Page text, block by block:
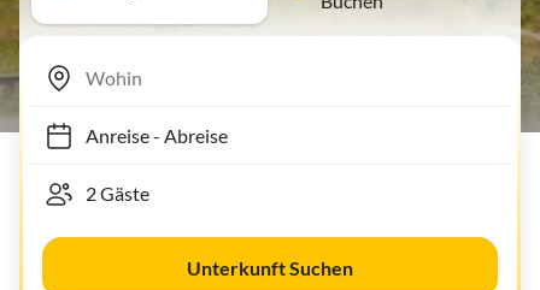
Anreise- Abreise
Unterkunft Suchen